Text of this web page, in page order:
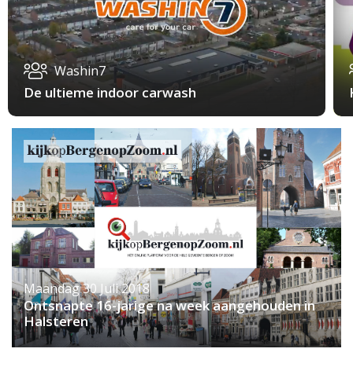
Washin7
De ultieme indoor carwash
Maandag 30 Juli 2018
Ontsnapte 16-jarige na week aangehouden in
Halsteren